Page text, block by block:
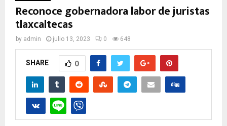
Reconoce gobernadora labor de juristas
tlaxcaltecas
by admin julio 13, 2023 0 648
SHARE 0